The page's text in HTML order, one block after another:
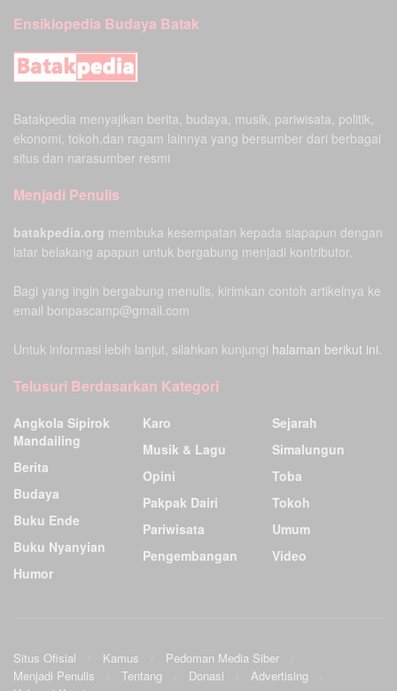
Ensiklopedia Budaya Batak
Batakpedia menyajikan berita, budaya, musik, pariwisata, politik,
ekonomi, tokoh,dan ragam lainnya yang bersumber dari berbagai
situs dan narasumber resmi
Menjadi Penulis
batakpedia.org membuka kesempatan kepada siapapun dengan
latar belakang apapun untuk bergabung menjadi kontributor.
Bagi yang ingin bergabung menulis, kirimkan contoh artikelnya ke
email bonpascamp@gmail.com
Untuk informasi lebih lanjut, silahkan kunjungi halaman berikut ini.
Telusuri Berdasarkan Kategori
Angkola Sipirok
Mandailing
Berita
Budaya
Buku Ende
Buku Nyanyian
Humor
Karo
Musik & Lagu
Opini
Pakpak Dairi
Pariwisata
Pengembangan
Sejarah
Simalungun
Toba
Tokoh
Umum
Video
Situs Ofisial Kamus
Pedoman Media Siber
Menjadi Penulis
Tentang Donasi
Advertising